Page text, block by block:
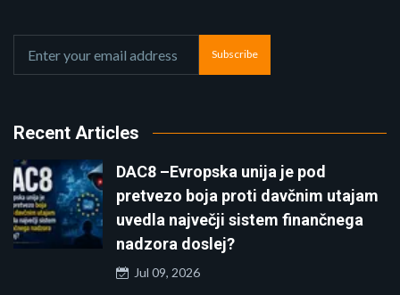
Subscribe
Recent Articles
DAC8 –Evropska unija je pod
pretvezo boja proti davčnim utajam
uvedla največji sistem finančnega
nadzora doslej?
Jul 09, 2026